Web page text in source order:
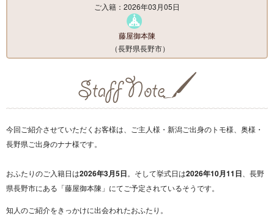
ご入籍：2026年03月05日
藤屋御本陳
（長野県長野市）
今回ご紹介させていただくお客様は、ご主人様・新潟ご出身のトモ様、奥様・
長野県ご出身のナナ様です。
おふたりのご入籍日は2026年3月5日。そして挙式日は2026年10月11日 、長野
県長野市にある「藤屋御本陳」にてご予定されているそうです。
知人のご紹介をきっかけに出会われたおふたり。